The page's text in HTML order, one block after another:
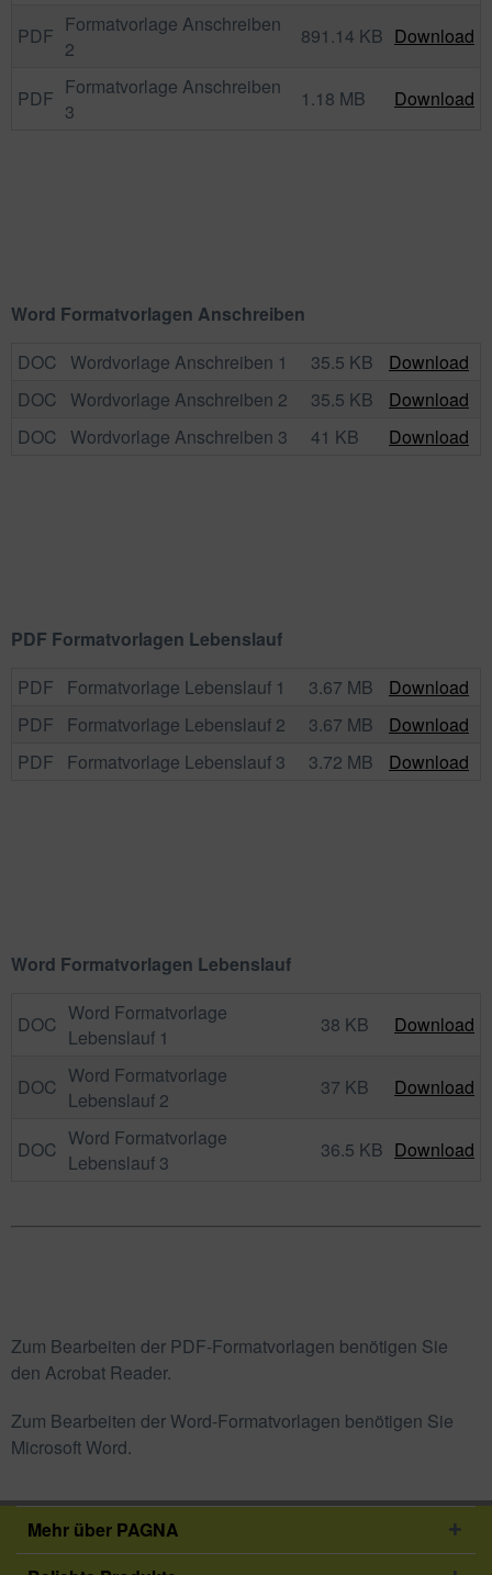
PDF Formatvorlage Anschreiben
2
891.14 KB Download
PDF Formatvorlage Anschreiben
3
1.18 MB Download
Word Formatvorlagen Anschreiben
DOC Wordvorlage Anschreiben 1 35.5 KB
Download
DOC Wordvorlage Anschreiben 2 35.5 KB
Download
DOC Wordvorlage Anschreiben 3 41 KB Download
PDF Formatvorlagen Lebenslauf
PDF
Formatvorlage Lebenslauf 1 3.67 MB
Download
PDF
Formatvorlage Lebenslauf 2 3.67 MB
Download
PDF
Formatvorlage Lebenslauf 3 3.72 MB Download
Word Formatvorlagen Lebenslauf
DOC Word Formatvorlage
Lebenslauf 1
38 KB Download
DOC Word Formatvorlage
Lebenslauf 2
37 KB Download
DOC Word Formatvorlage
Lebenslauf 3
36.5 KB Download
Zum Bearbeiten der PDF-Formatvorlagen benötigen Sie
den Acrobat Reader.
Zum Bearbeiten der Word-Formatvorlagen benötigen Sie
Microsoft Word.
Mehr über PAGNA